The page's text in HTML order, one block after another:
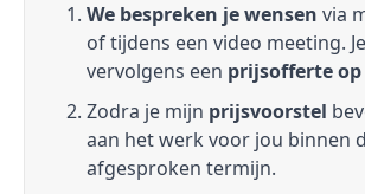
We bespreken je wensen via
of tijdens een video meeting.
vervolgens een prijsofferte
Zodra je mijn prijsvoorstel
aan het werk voor jou binnen
afgesproken termijn.